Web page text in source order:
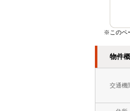
※このペ
物件
交通機